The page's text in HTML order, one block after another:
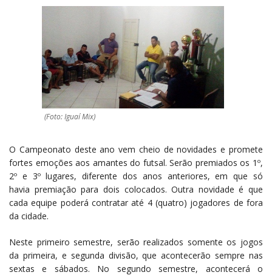
(Foto: Iguaí Mix)
O Campeonato deste ano vem cheio de novidades e promete
fortes emoções aos amantes do futsal. Serão premiados os 1º,
2º e 3º lugares, diferente dos anos anteriores, em que só
havia premiação para dois colocados. Outra novidade é que
cada equipe poderá contratar até 4 (quatro) jogadores de fora
da cidade.
Neste primeiro semestre, serão realizados somente os jogos
da primeira, e segunda divisão, que acontecerão sempre nas
sextas e sábados. No segundo semestre, acontecerá o